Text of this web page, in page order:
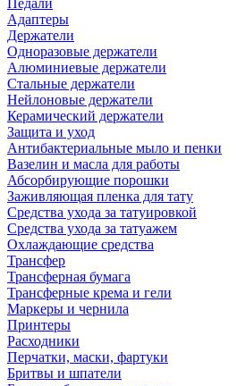
Педали
Адаптеры
Держатели
Одноразовые держатели
Алюминиевые держатели
Стальные держатели
Нейлоновые держатели
Керамический держатели
Защита и уход
Антибактериальные мыло и пенки
Вазелин и масла для работы
Абсорбирующие порошки
Заживляющая пленка для тату
Средства ухода за татуировкой
Средства ухода за татуажем
Охлаждающие средства
Трансфер
Трансферная бумага
Трансферные крема и гели
Маркеры и чернила
Принтеры
Расходники
Перчатки, маски, фартуки
Бритвы и шпатели